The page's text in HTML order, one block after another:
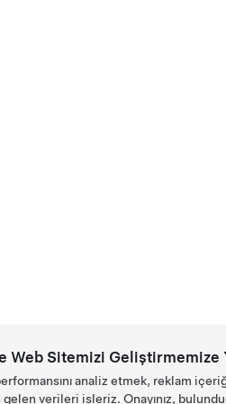
Web Sitemizi Geliştirmemize
analiz etmek, reklam
gelen verileri işleriz. Onayınız,